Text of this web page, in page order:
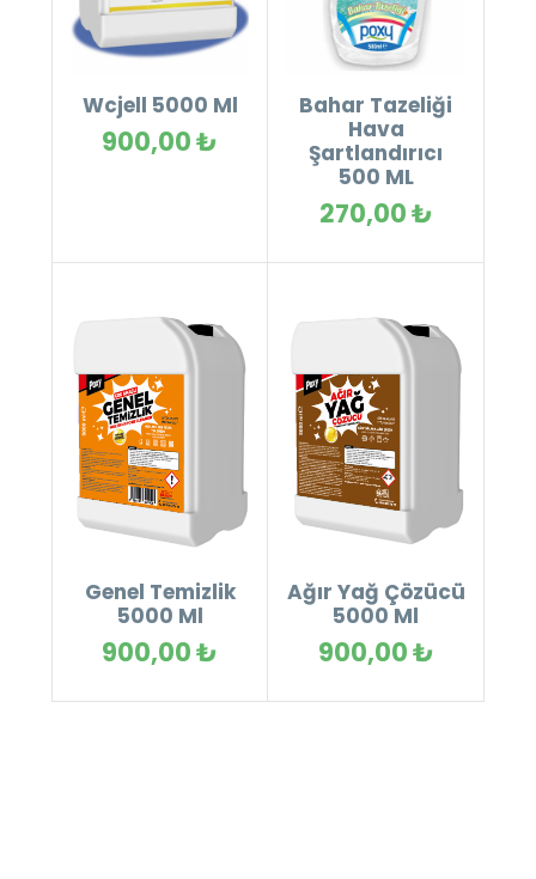
Wcjell 5000 Ml
900,00 ₺
Bahar Tazeliği
Hava
Şartlandırıcı
500 ML
270,00 ₺
Genel Temizlik
5000 Ml
900,00 ₺
Ağır Yağ Çözücü
5000 Ml
900,00 ₺